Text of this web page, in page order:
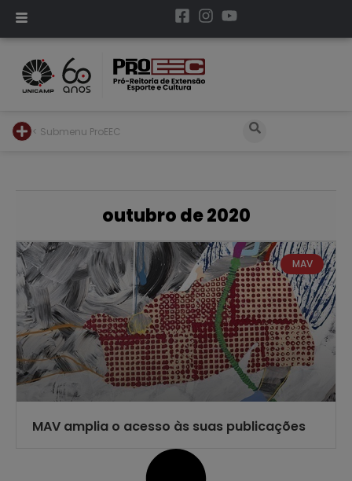
< Submenu ProEEC
outubro de 2020
MAV
MAV amplia o acesso às suas publicações